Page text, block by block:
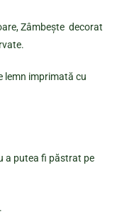
Zâmbește decorat
lemn imprimată cu
a putea fi păstrat pe